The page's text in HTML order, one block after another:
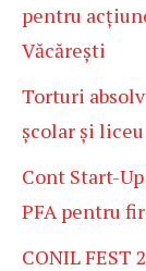
pentru
Văcărești
Torturi
școlar și liceu
Cont Start-
PFA pentru
CONIL FEST